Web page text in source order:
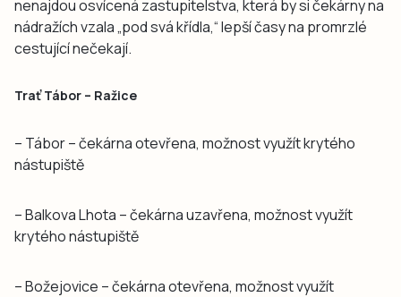
nenajdou osvícená zastupitelstva, která by si čekárny na
nádražích vzala „pod svá křídla,“ lepší časy na promrzlé
cestující nečekají.
Trať Tábor – Ražice
– Tábor – čekárna otevřena, možnost využít krytého
nástupiště
– Balkova Lhota – čekárna uzavřena, možnost využít
krytého nástupiště
– Božejovice – čekárna otevřena, možnost využít